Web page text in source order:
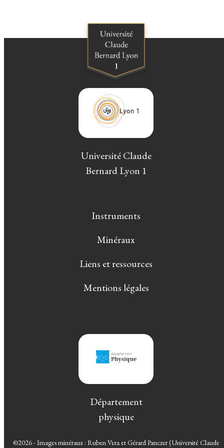
Université Claude
Bernard Lyon 1
Instruments
Minéraux
Liens et ressources
Mentions légales
Département
physique
©2026 - Images minéraux : Ruben Vera et Gérard Panczer (Université Claude